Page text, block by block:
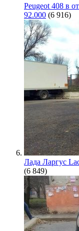
Peugeot 408 в
92.000 (6 916)
Лада Ларгус
(6 849)